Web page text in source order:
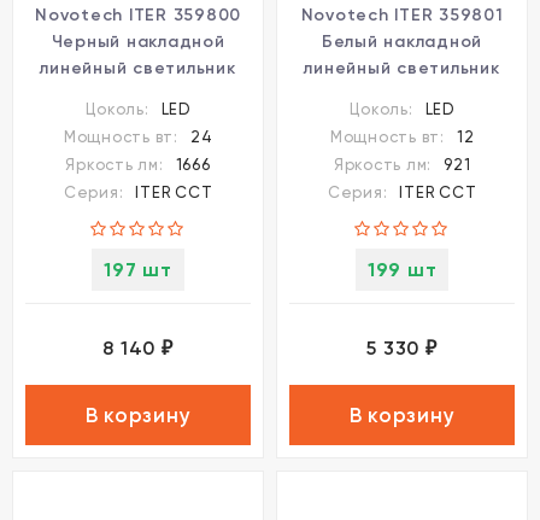
Novotech ITER 359800
Черный накладной
линейный светильник
поворотными плафоном
и CCT переключением
цветовой температуры
LED 24Вт 2032Лм 110°
CRI≥90 2700-3200-
Цоколь:
LED
Мощность вт:
24
Яркость лм:
1666
Серия:
ITER CCT
197 шт
8 140 ₽
В корзину
Novotech ITER 359801
Белый накладной
линейный светильник
поворотными плафоном
и CCT переключением
цветовой температуры
LED 12Вт 770Лм 110°
CRI≥90 2700-3200-
Цоколь:
LED
Мощность вт:
12
Яркость лм:
921
Серия:
ITER CCT
199 шт
5 330 ₽
В корзину